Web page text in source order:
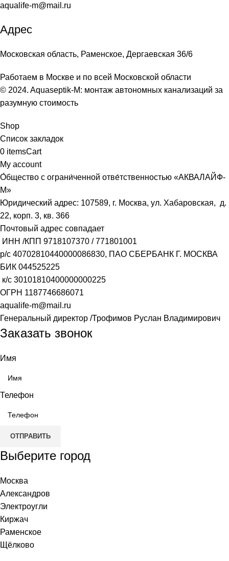
aqualife-m@mail.ru
Адрес
Московская область, Раменское, Дергаевская 36/6
Работаем в Москве и по всей Московской области
© 2024. Aquaseptik-M: монтаж автономных канализаций за
разумную стоимость
Shop
Список закладок
0 itemsCart
My account
О́бщество с ограни́ченной отве́тственностью «АКВАЛАЙФ-
М»
Юридический адрес: 107589, г. Москва, ул. Хабаровская, д.
22, корп. 3, кв. 366
Почтовый адрес совпадает
ИНН /КПП 9718107370 /771801001
р/с 40702810440000086830, ПАО СБЕРБАНК Г. МОСКВА
БИК 044525225
к/с 30101810400000000225
ОГРН 1187746686071
aqualife-m@mail.ru
Генеральный директор /Трофимов Руслан Владимирович
Заказать звонок
Имя
Телефон
ОТПРАВИТЬ
Выберите город
Москва
Александров
Электроугли
Киржач
Раменское
Щёлково